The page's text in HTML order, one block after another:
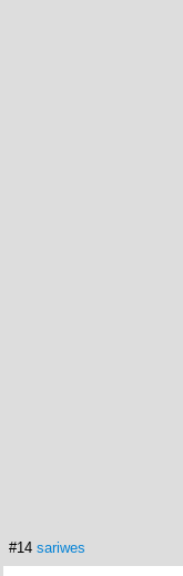
#14 sariwes